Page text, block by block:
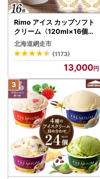
Rimo アイス カップソフト
クリーム〈120ml×16個〉
ABA002 | アイス
北海道網走市
(1173)
13,000